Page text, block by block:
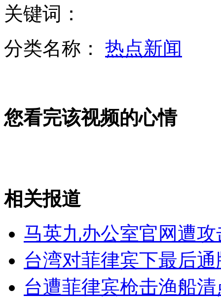
刘铁男落马：网络反腐已成利剑
台各地区渔民抗议现场情绪激动 高喊反菲口号
山西运城恶犬咬伤多人 警民合力深夜将其击毙
女孩北京地铁殴打老人 痛下狠手拳打脚踢
关键词：
分类名称： 热点新闻
您看完该视频的心情
相关报道
马英九办公室官网遭
台湾对菲律宾下最后
台遭菲律宾枪击渔船